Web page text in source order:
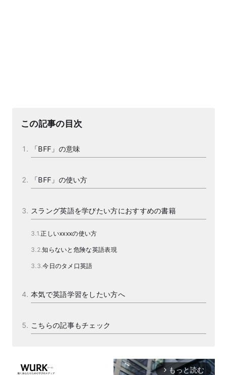
この記事の目次
「BFF」の意味
「BFF」の使い方
スラング英語を学びたい方におすすめの書籍
正しいxxxxの使い方
知らないと危険な英語表現
今日のタメ口英語
本気で英語学習をしたい方へ
こちらの記事もチェック
arrow_forward_ios もっと読む